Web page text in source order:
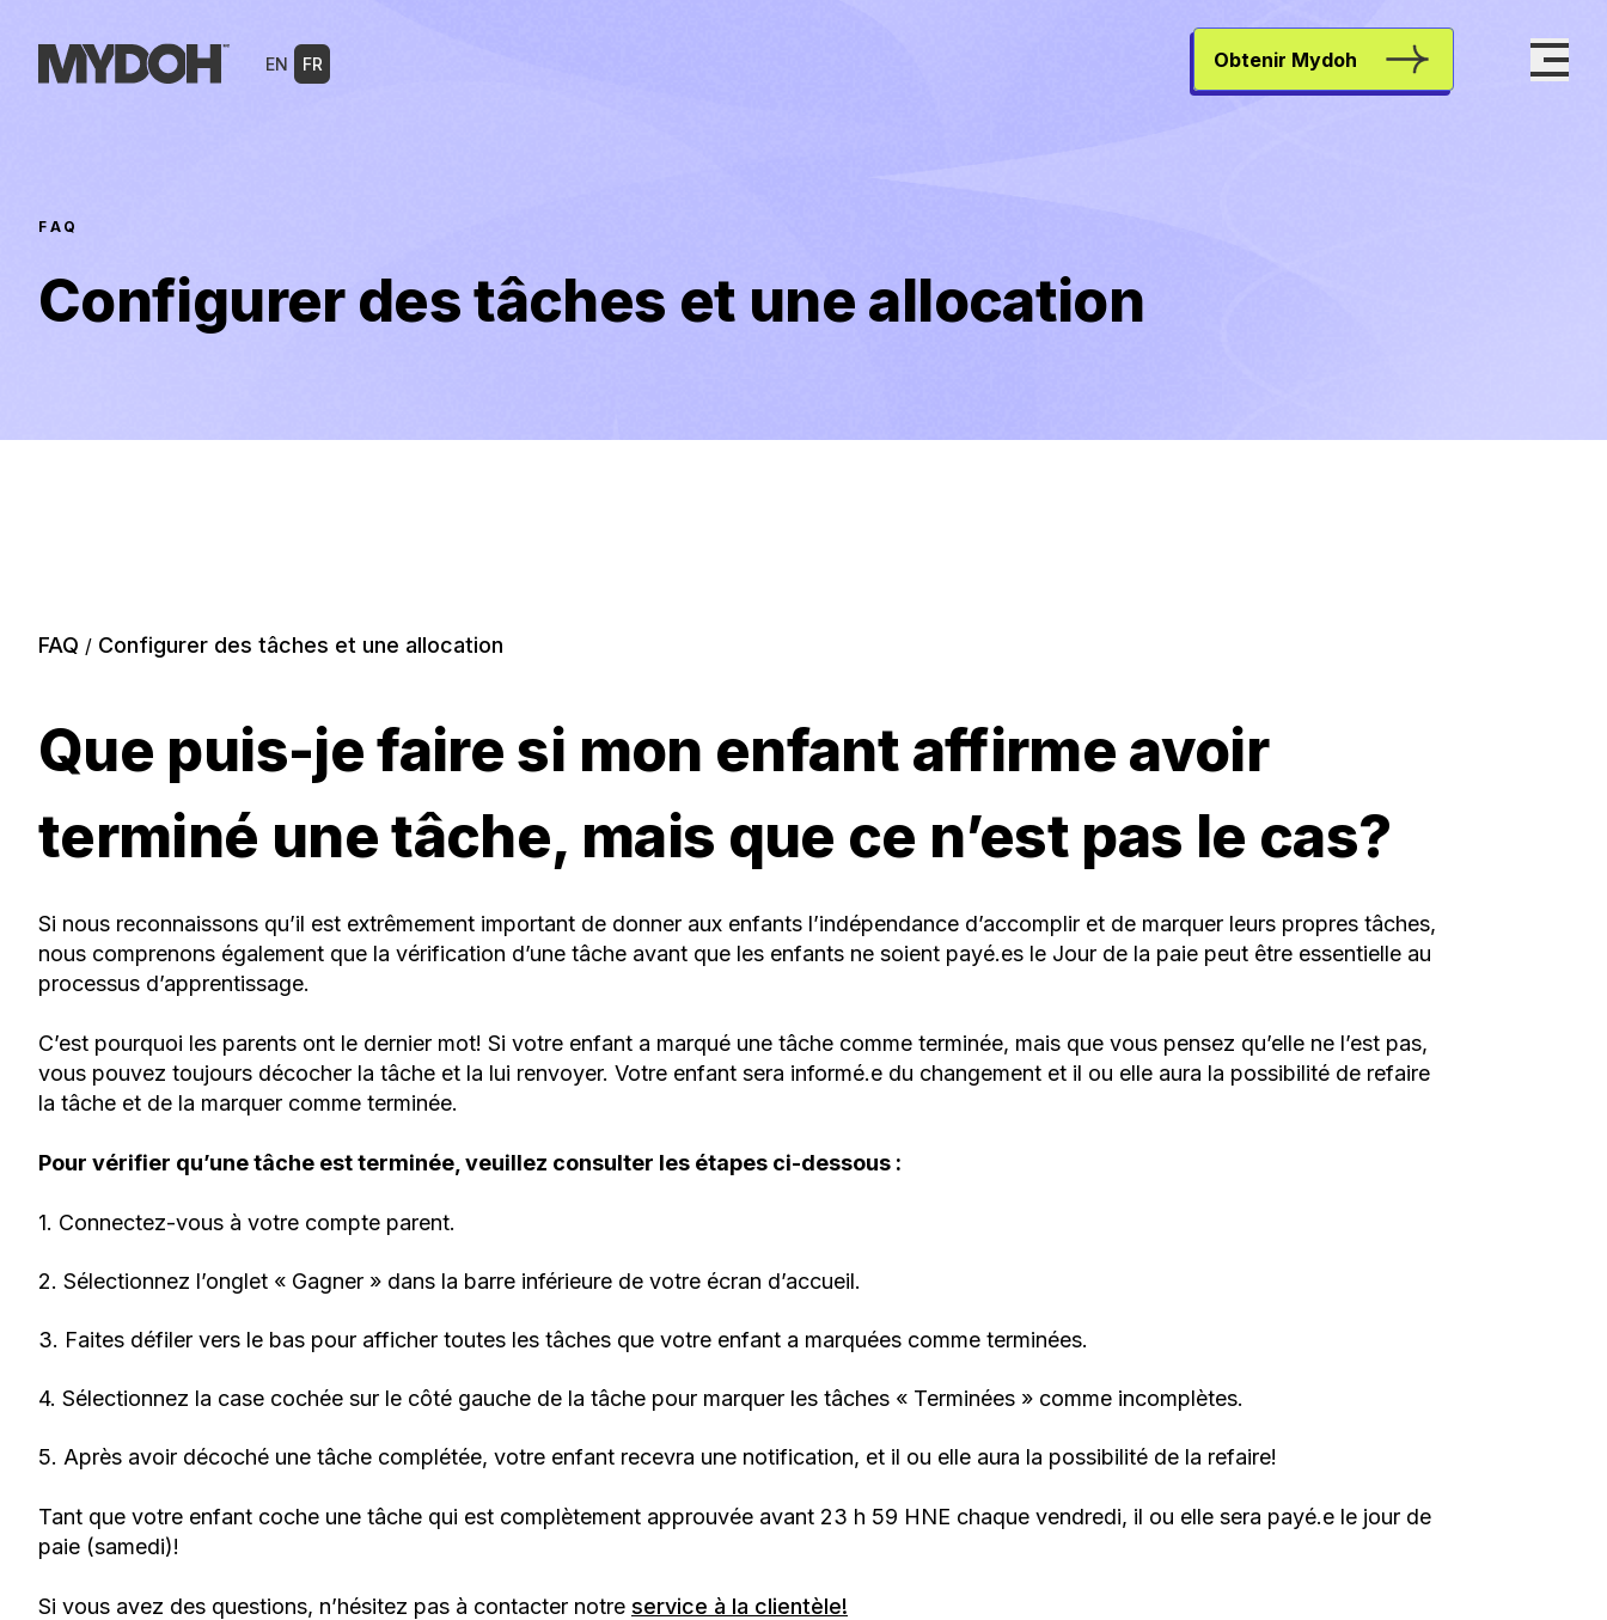
content
EN FR Obtenir Mydoh
FAQ
Configurer des tâches et une allocation
FAQ / Configurer des tâches et une allocation
Que puis-je faire si mon enfant affirme avoir
terminé une tâche, mais que ce n’est pas le cas?
Si nous reconnaissons qu’il est extrêmement important de donner aux enfants l’indépendance d’accomplir et de marquer leurs propres tâches,
nous comprenons également que la vérification d’une tâche avant que les enfants ne soient payé.es le Jour de la paie peut être essentielle au
processus d’apprentissage.
C’est pourquoi les parents ont le dernier mot! Si votre enfant a marqué une tâche comme terminée, mais que vous pensez qu’elle ne l’est pas,
vous pouvez toujours décocher la tâche et la lui renvoyer. Votre enfant sera informé.e du changement et il ou elle aura la possibilité de refaire
la tâche et de la marquer comme terminée.
Pour vérifier qu’une tâche est terminée, veuillez consulter les étapes ci-dessous :
1. Connectez-vous à votre compte parent.
2. Sélectionnez l’onglet « Gagner » dans la barre inférieure de votre écran d’accueil.
3. Faites défiler vers le bas pour afficher toutes les tâches que votre enfant a marquées comme terminées.
4. Sélectionnez la case cochée sur le côté gauche de la tâche pour marquer les tâches « Terminées » comme incomplètes.
5. Après avoir décoché une tâche complétée, votre enfant recevra une notification, et il ou elle aura la possibilité de la refaire!
Tant que votre enfant coche une tâche qui est complètement approuvée avant 23 h 59 HNE chaque vendredi, il ou elle sera payé.e le jour de
paie (samedi)!
Si vous avez des questions, n’hésitez pas à contacter notre service à la clientèle!